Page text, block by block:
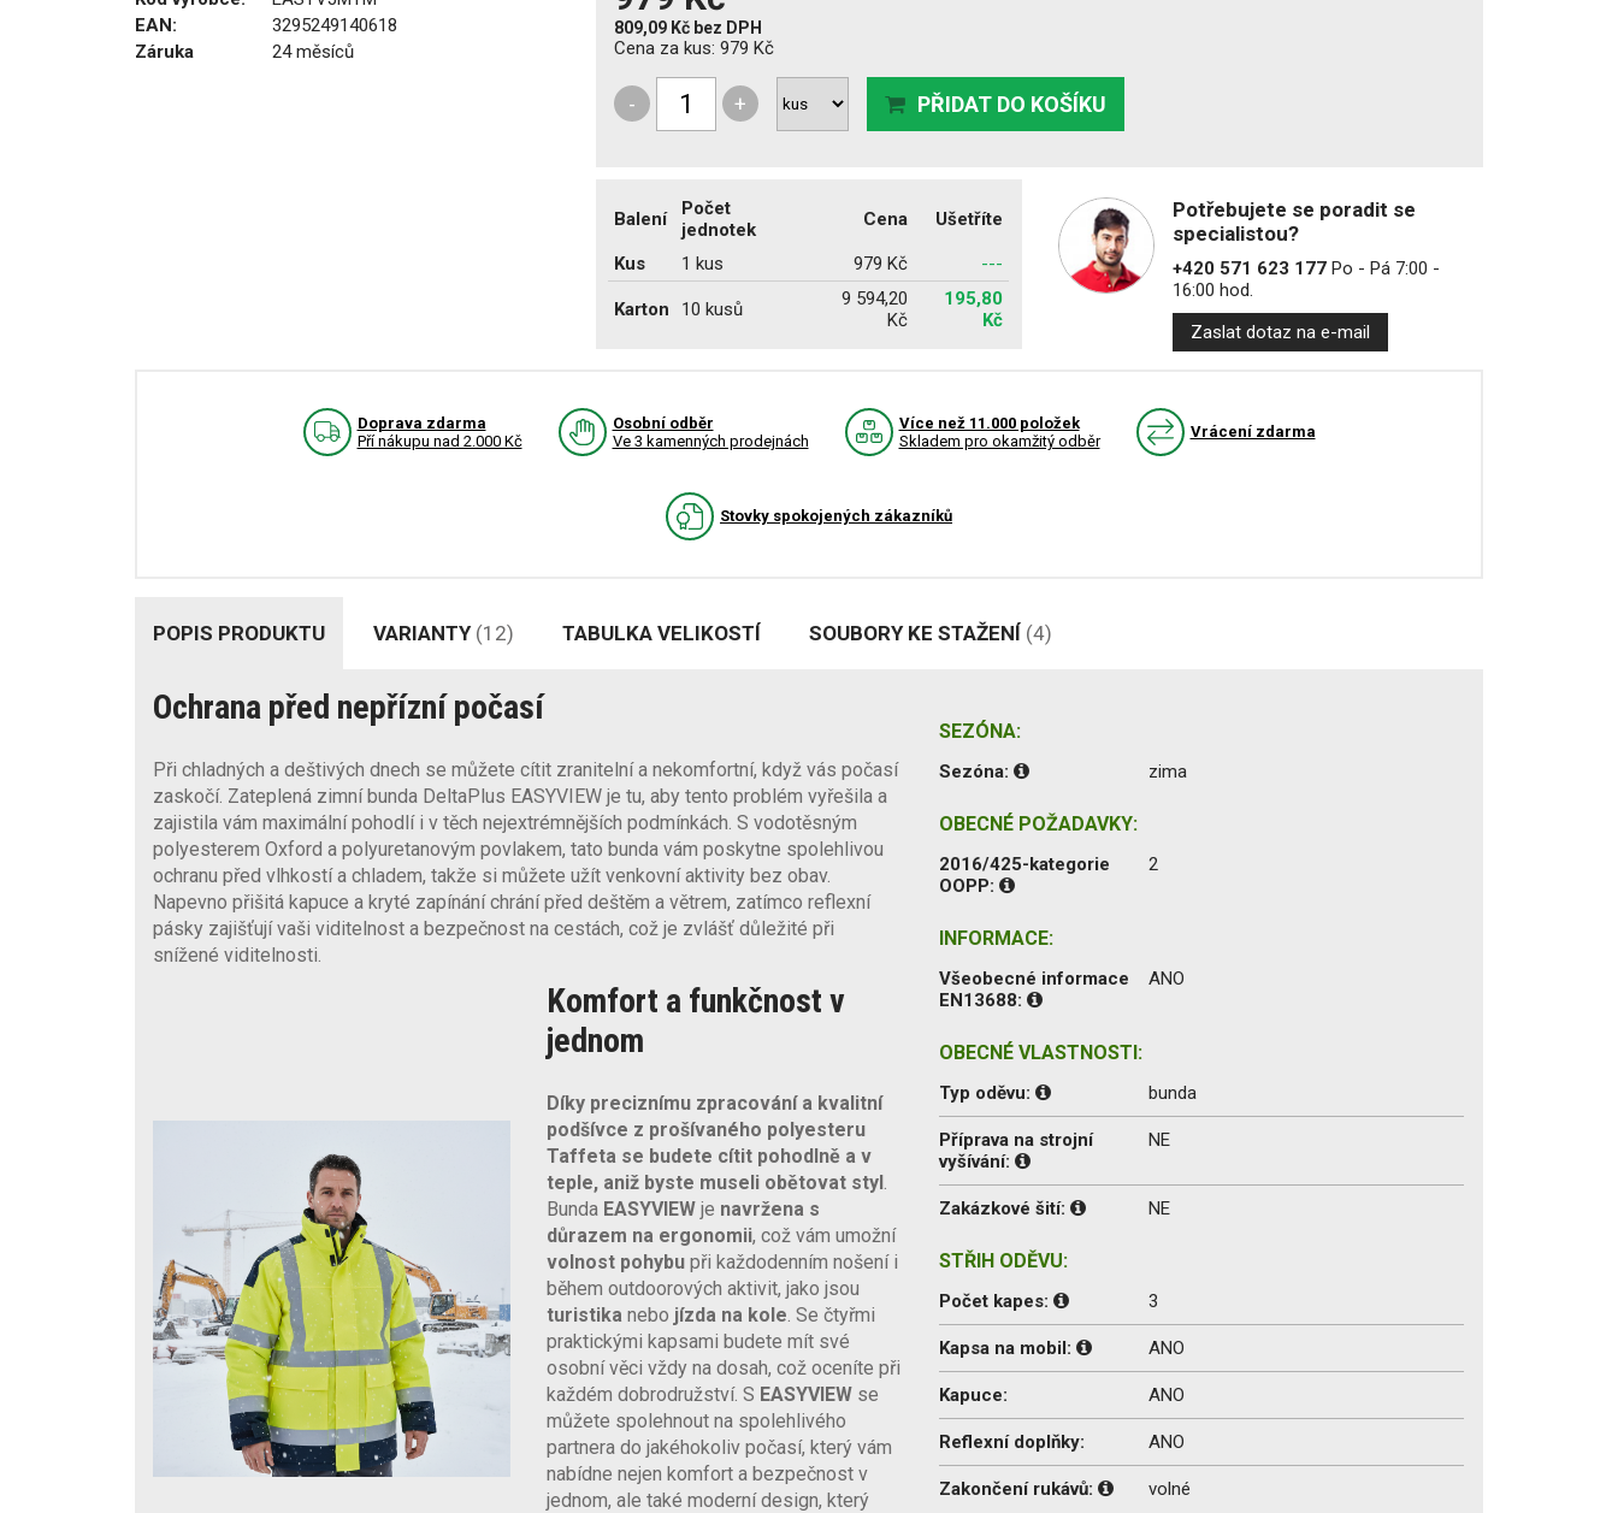
EAN:
3295249140618
Záruka
24 měsíců
809,09 Kč bez DPH
Cena za kus:979 Kč
- + PŘIDAT DO KOŠÍKU
Balení
Počet
jednotek
Cena Ušetříte
Kus 1 kus 979 Kč ---
Karton 10 kusů
9 594,20
Kč
195,80
Kč
Potřebujete se poradit se
specialistou?
+420 571 623 177Po - Pá 7:00 -
16:00 hod.
Zaslat dotaz na e-mail
Doprava zdarma
Pří nákupu nad 2.000 Kč
Osobní odběr
Ve 3 kamenných prodejnách
Více než 11.000 položek
Skladem pro okamžitý odběr
Vrácení zdarma
Stovky spokojených zákazníků
POPIS PRODUKTU VARIANTY (12) TABULKA VELIKOSTÍ SOUBORY KE STAŽENÍ (4)
Ochrana před nepřízní počasí
Při chladných a deštivých dnech se můžete cítit zranitelní a nekomfortní, když vás počasí
zaskočí. Zateplená zimní bunda DeltaPlus EASYVIEW je tu, aby tento problém vyřešila a
zajistila vám maximální pohodlí i v těch nejextrémnějších podmínkách. S vodotěsným
polyesterem Oxford a polyuretanovým povlakem, tato bunda vám poskytne spolehlivou
ochranu před vlhkostí a chladem, takže si můžete užít venkovní aktivity bez obav.
Napevno přišitá kapuce a kryté zapínání chrání před deštěm a větrem, zatímco reflexní
pásky zajišťují vaši viditelnost a bezpečnost na cestách, což je zvlášť důležité při
snížené viditelnosti.
Komfort a funkčnost v
jednom
Díky preciznímu zpracování a kvalitní
podšívce z prošívaného polyesteru
Taffeta se budete cítit pohodlně a v
teple, aniž byste museli obětovat styl.
Bunda EASYVIEW je navržena s
důrazem na ergonomii, což vám umožní
volnost pohybu při každodenním nošení i
během outdoorových aktivit, jako jsou
turistika nebo jízda na kole . Se čtyřmi
praktickými kapsami budete mít své
osobní věci vždy na dosah, což oceníte při
každém dobrodružství. S EASYVIEW se
můžete spolehnout na spolehlivého
partnera do jakéhokoliv počasí, který vám
nabídne nejen komfort a bezpečnost v
jednom, ale také moderní design, který
SEZÓNA:
Sezóna: zima
OBECNÉ POŽADAVKY:
2016/425-kategorie
OOPP:
2
INFORMACE:
Všeobecné informace
EN13688:
ANO
OBECNÉ VLASTNOSTI:
Typ oděvu: bunda
Příprava na strojní
vyšívání:
NE
Zakázkové šití: NE
STŘIH ODĚVU:
Počet kapes: 3
Kapsa na mobil: ANO
Kapuce: ANO
Reflexní doplňky: ANO
Zakončení rukávů: volné